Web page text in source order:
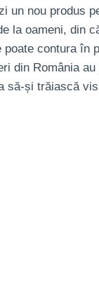
un nou produs
la oameni, din
contura în
din România
să-și trăiască